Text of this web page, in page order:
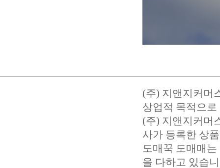
(주) 지앤지커머
상업적 목적으
(주) 지앤지커머
사가 등록한 상
도매꾹 도매매
을 다하고 있습